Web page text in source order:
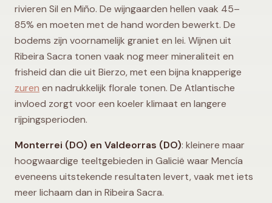
rivieren Sil en Miño. De wijngaarden hellen vaak 45–
85% en moeten met de hand worden bewerkt. De
bodems zijn voornamelijk graniet en lei. Wijnen uit
Ribeira Sacra tonen vaak nog meer mineraliteit en
frisheid dan die uit Bierzo, met een bijna knapperige
zuren en nadrukkelijk florale tonen. De Atlantische
invloed zorgt voor een koeler klimaat en langere
rijpingsperioden.
Monterrei (DO) en Valdeorras (DO): kleinere maar
hoogwaardige teeltgebieden in Galicië waar Mencía
eveneens uitstekende resultaten levert, vaak met iets
meer lichaam dan in Ribeira Sacra.